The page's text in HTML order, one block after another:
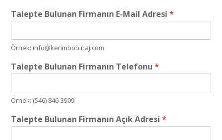
Talepte Bulunan Firmanın E-Mail Adresi*
Örnek: info@kerimbobinaj.com
Talepte Bulunan Firmanın Telefonu*
Örnek: (546) 846-3909
Talepte Bulunan Firmanın Açık Adresi*